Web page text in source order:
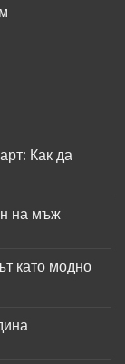
Как да
на мъж
като модно